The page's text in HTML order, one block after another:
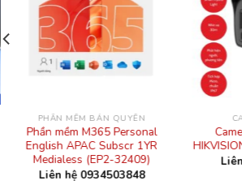
PHẦN MỀM BẢN QUYỀN
Phần mềm M365 Personal
English APAC Subscr 1YR
Medialess (EP2-32409)
Liên hệ 0934503848